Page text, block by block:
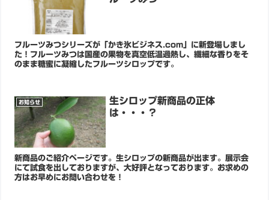
フルーツみつシリーズが「かき氷ビジネス.com」に新登場しまし
た！フルーツみつは国産の果物を真空低温過熱し、繊細な香りをそ
のまま糖蜜に凝縮したフルーツシロップです。
お知らせ
生シロップ新商品の正体
は・・・？
新商品のご紹介ページです。生シロップの新商品が出ます。展示会
にて試食を出しておりますが、大好評となっております。お求めの
方はお早めにお問い合わせを！